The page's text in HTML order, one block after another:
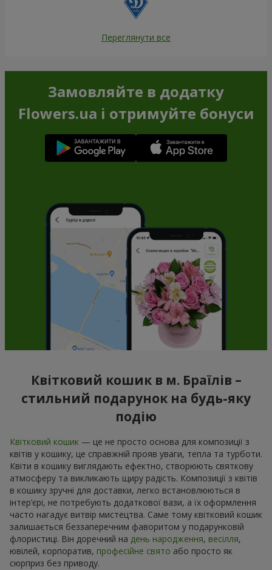
Переглянути все
Замовляйте в додатку
Flowers.ua і отримуйте бонуси
Квітковий кошик в м. Браїлів –
стильний подарунок на будь-яку
подію
Квітковий кошик — це не просто основа для композиції з
квітів у кошику, це справжній прояв уваги, тепла та турботи.
Квіти в кошику виглядають ефектно, створюють святкову
атмосферу та викликають щиру радість. Композиції з квітів
в кошику зручні для доставки, легко встановлюються в
інтер’єрі, не потребують додаткової вази, а їх оформлення
часто нагадує витвір мистецтва. Саме тому квітковий кошик
залишається беззаперечним фаворитом у подарунковій
флористиці. Він доречний на день народження, весілля,
ювілей, корпоратив, професійне свято або просто як
сюрприз без приводу.